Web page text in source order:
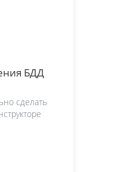
БДД
сделать